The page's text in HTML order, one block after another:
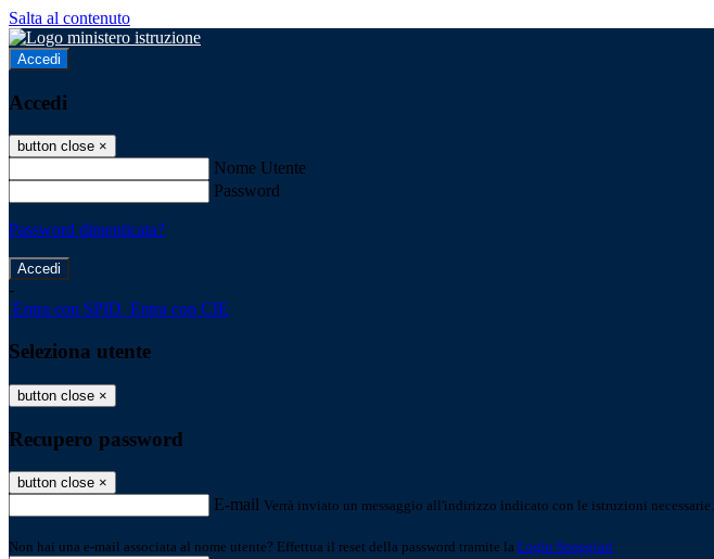
Salta al contenuto
Accedi
Accedi
button close ×
Nome Utente
Password
Password dimenticata?
-
Entra con SPID Entra con CIE
Seleziona utente
button close ×
Recupero password
button close ×
E-mail Verrà inviato un messaggio all'indirizzo indicato con le istruzioni necessarie.
Non hai una e-mail associata al nome utente? Effettua il reset della password tramite la Login Spaggiari